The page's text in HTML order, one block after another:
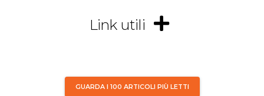
Link utili
GUARDA I 100 ARTICOLI PIÙ LETTI